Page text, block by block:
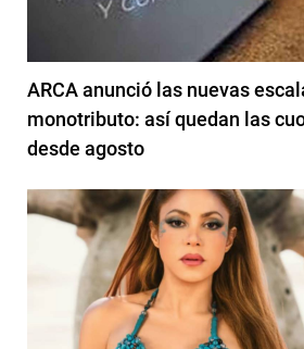
ARCA anunció las nuevas
monotributo: así quedan las
desde agosto